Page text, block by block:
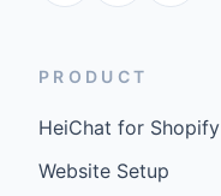
PRODUCT
HeiChat for Shopify
Website Setup